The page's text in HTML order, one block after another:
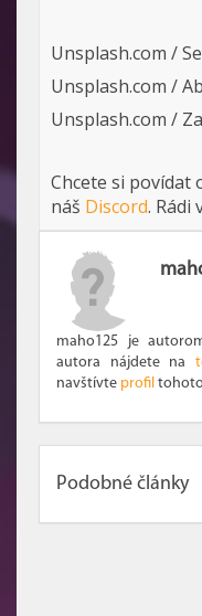
Unsplash.com /
Unsplash.com /
Unsplash.com /
Chcete si povídat
náš Discord. Rádi
maho125 je
autora nájdete na
navštívte profil
Podobné články